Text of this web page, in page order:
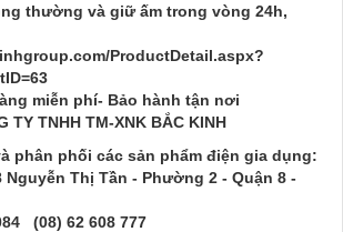
thường và giữ ấm trong vòng 24h,
ProductDetail.aspx?
miễn phí- Bảo hành tận nơi
TY TNHH TM-XNK BẮC KINH
phân phối các sản phẩm điện gia dụng:
Nguyễn Thị Tần - Phường 2 - Quận 8 -
(08) 62 608 777